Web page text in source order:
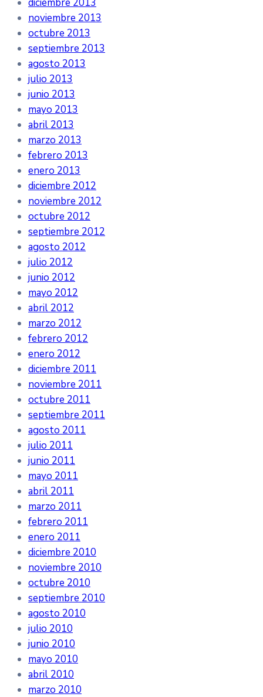
noviembre 2013
octubre 2013
septiembre 2013
agosto 2013
julio 2013
junio 2013
mayo 2013
abril 2013
marzo 2013
febrero 2013
enero 2013
diciembre 2012
noviembre 2012
octubre 2012
septiembre 2012
agosto 2012
julio 2012
junio 2012
mayo 2012
abril 2012
marzo 2012
febrero 2012
enero 2012
diciembre 2011
noviembre 2011
octubre 2011
septiembre 2011
agosto 2011
julio 2011
junio 2011
mayo 2011
abril 2011
marzo 2011
febrero 2011
enero 2011
diciembre 2010
noviembre 2010
octubre 2010
septiembre 2010
agosto 2010
julio 2010
junio 2010
mayo 2010
abril 2010
marzo 2010